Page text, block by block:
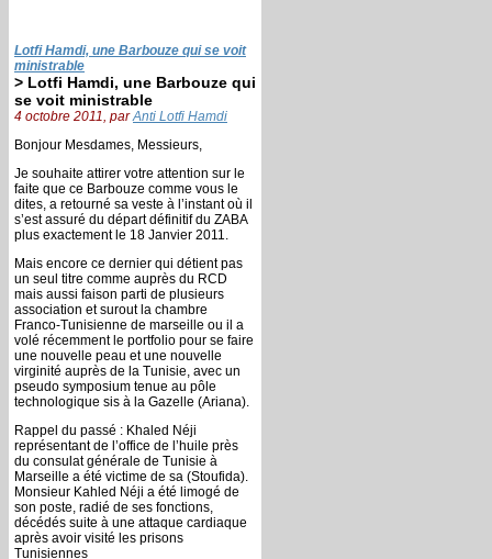
Lotfi Hamdi, une Barbouze qui se voit
ministrable
> Lotfi Hamdi, une Barbouze qui
se voit ministrable
4 octobre 2011, parAnti Lotfi Hamdi
Bonjour Mesdames, Messieurs,
Je souhaite attirer votre attention sur le
faite que ce Barbouze comme vous le
dites, a retourné sa veste à l’instant où il
s’est assuré du départ définitif du ZABA
plus exactement le 18 Janvier 2011.
Mais encore ce dernier qui détient pas
un seul titre comme auprès du RCD
mais aussi faison parti de plusieurs
association et surout la chambre
Franco-Tunisienne de marseille ou il a
volé récemment le portfolio pour se faire
une nouvelle peau et une nouvelle
virginité auprès de la Tunisie, avec un
pseudo symposium tenue au pôle
technologique sis à la Gazelle (Ariana).
Rappel du passé : Khaled Néji
représentant de l’office de l’huile près
du consulat générale de Tunisie à
Marseille a été victime de sa (Stoufida).
Monsieur Kahled Néji a été limogé de
son poste, radié de ses fonctions,
décédés suite à une attaque cardiaque
après avoir visité les prisons
Tunisiennes